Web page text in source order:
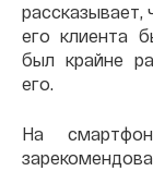
рассказывает,
его клиента
был крайне
его.
На